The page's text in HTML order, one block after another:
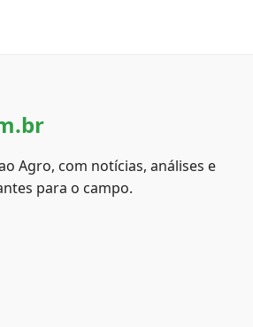
Agro, com notícias, análises e
para o campo.